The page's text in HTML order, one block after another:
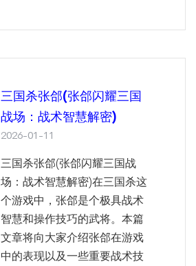
三国杀张郃(张郃闪耀三国
战场：战术智慧解密)
2026-01-11
三国杀张郃(张郃闪耀三国战
场：战术智慧解密)在三国杀这
个游戏中，张郃是个极具战术
智慧和操作技巧的武将。本篇
文章将向大家介绍张郃在游戏
中的表现以及一些重要战术技